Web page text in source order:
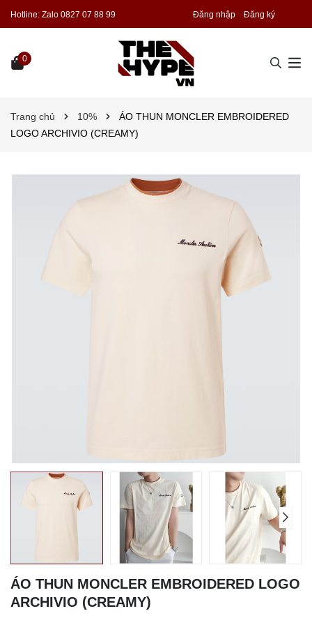
Hotline: Zalo 0827 07 88 99 Đăng nhập Đăng ký
0
Trang chủ 10%
ÁO THUN MONCLER EMBROIDERED
LOGO ARCHIVIO (CREAMY)
ÁO THUN MONCLER EMBROIDERED LOGO
ARCHIVIO (CREAMY)